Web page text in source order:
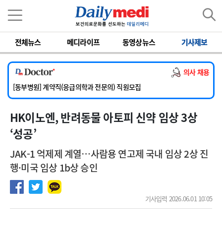
전체뉴스 메디라이프 동영상뉴스 기사제보
의사 채용
[서울아산병원] 2026년 하반기 인턴 모집
[영남대학교의료원] 마취통증의학과 임기제 임상의사 채용
[충남대학교병원] 소아청소년과(소아응급전담) 계약직 의사 공개채용
[동부병원] 계약직(응급의학과 전문의) 직원모집
[이대목동병원] 하반기 전공의(레지던트1년차) 모집
[서울아산병원] 2026년 하반기 인턴 모집
[영남대학교의료원] 마취통증의학과 임기제 임상의사 채용
HK이노엔, 반려동물 아토피 신약 임상 3상
‘성공’
JAK-1 억제제 계열…사람용 연고제 국내 임상 2상 진
행·미국 임상 1b상 승인
기사입력 2026.06.01 10:05